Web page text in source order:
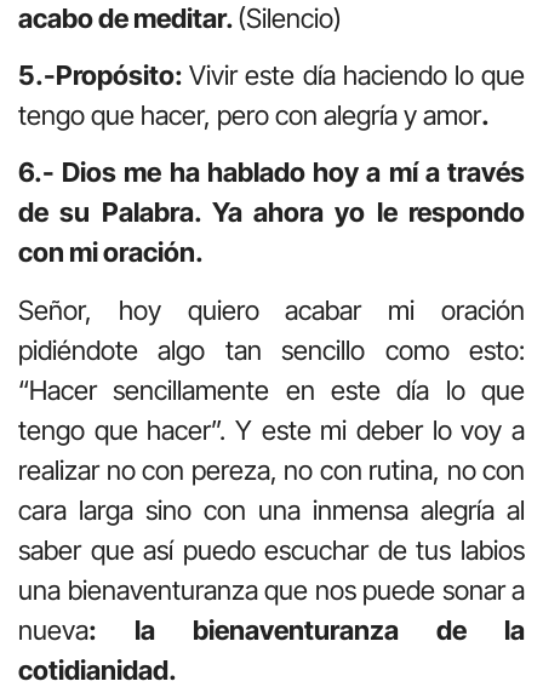
acabo de meditar.(Silencio)
5.-Propósito:Vivir este día haciendo lo que
tengo que hacer, pero con alegría y amor.
6.- Dios me ha hablado hoy a mí a través
de su Palabra. Ya ahora yo le respondo
con mi oración.
Señor, hoy quiero acabar mi oración
pidiéndote algo tan sencillo como esto:
“Hacer sencillamente en este día lo que
tengo que hacer”. Y este mi deber lo voy a
realizar no con pereza, no con rutina, no con
cara larga sino con una inmensa alegría al
saber que así puedo escuchar de tus labios
una bienaventuranza que nos puede sonar a
nueva: la bienaventuranza de la
cotidianidad.